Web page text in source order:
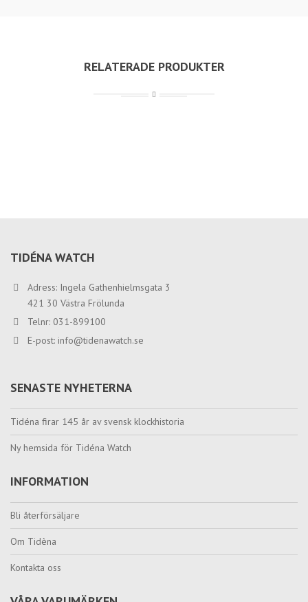
RELATERADE PRODUKTER
TIDÉNA WATCH
Adress: Ingela Gathenhielmsgata 3
421 30 Västra Frölunda
Telnr: 031-899100
E-post: info@tidenawatch.se
SENASTE NYHETERNA
Tidéna firar 145 år av svensk klockhistoria
Ny hemsida för Tidéna Watch
INFORMATION
Bli återförsäljare
Om Tidèna
Kontakta oss